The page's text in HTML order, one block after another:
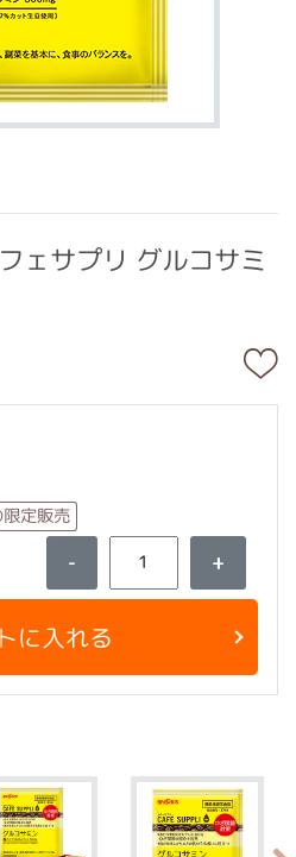
ェサプリ グルコサミ
定販売
- +
に入れる